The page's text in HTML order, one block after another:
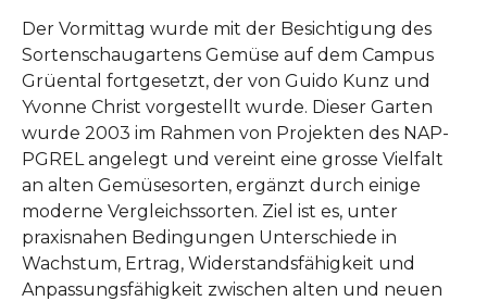
Der Vormittag wurde mit der Besichtigung des
Sortenschaugartens Gemüse auf dem Campus
Grüental fortgesetzt, der von Guido Kunz und
Yvonne Christ vorgestellt wurde. Dieser Garten
wurde 2003 im Rahmen von Projekten des NAP-
PGREL angelegt und vereint eine grosse Vielfalt
an alten Gemüsesorten, ergänzt durch einige
moderne Vergleichssorten. Ziel ist es, unter
praxisnahen Bedingungen Unterschiede in
Wachstum, Ertrag, Widerstandsfähigkeit und
Anpassungsfähigkeit zwischen alten und neuen